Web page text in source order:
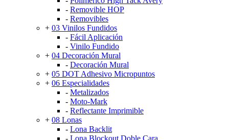
- Removible HOP
- Removibles
+ 03 Vinilos Fundidos
- Fácil Aplicación
- Vinilo Fundido
+ 04 Decoración Mural
- Decoración Mural
+ 05 DOT Adhesivo Micropuntos
+ 06 Especialidades
- Metalizados
- Moto-Mark
- Reflectante Imprimible
+ 08 Lonas
- Lona Backlit
- Lona Blockout Doble Cara